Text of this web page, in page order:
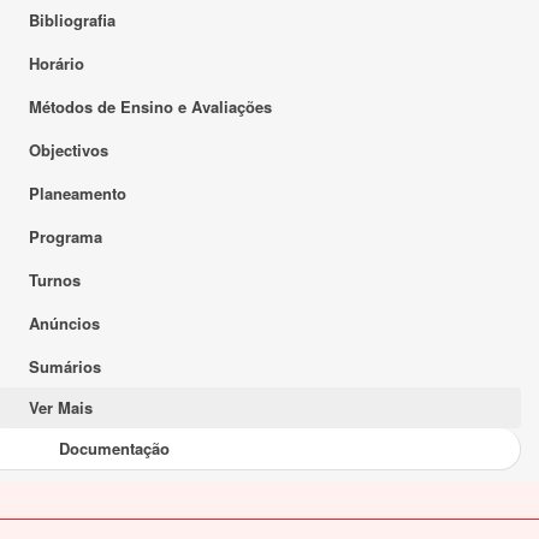
Bibliografia
Horário
Métodos de Ensino e Avaliações
Objectivos
Planeamento
Programa
Turnos
Anúncios
Sumários
Ver Mais
Documentação